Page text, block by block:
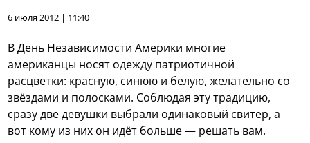
6 июля 2012 | 11:40
В День Независимости Америки многие
американцы носят одежду патриотичной
расцветки: красную, синюю и белую, желательно со
звёздами и полосками. Соблюдая эту традицию,
сразу две девушки выбрали одинаковый свитер, а
вот кому из них он идёт больше — решать вам.